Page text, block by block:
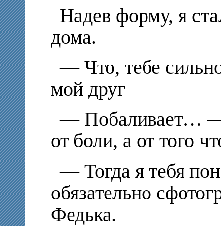
Надев форму, я
дома.
— Что, тебе
мой друг
— Побаливает… —
от боли, а от того
— Тогда я тебя
обязательно
Федька.